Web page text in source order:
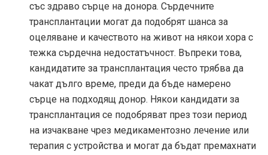
със здраво сърце на донора. Сърдечните
трансплантации могат да подобрят шанса за
оцеляване и качеството на живот на някои хора с
тежка сърдечна недостатъчност. Въпреки това,
кандидатите за трансплантация често трябва да
чакат дълго време, преди да бъде намерено
сърце на подходящ донор. Някои кандидати за
трансплантация се подобряват през този период
на изчакване чрез медикаментозно лечение или
терапия с устройства и могат да бъдат премахнати